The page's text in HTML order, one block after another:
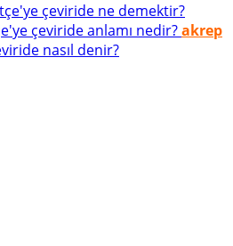
çeviride ne demektir?
çeviride anlamı nedir?akrep
nasıl denir?